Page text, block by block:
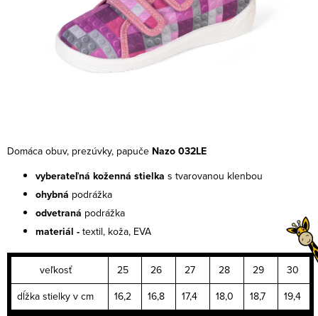
Domáca obuv, prezúvky, papuče Nazo 032LE
vyberateľná koženná stielka s tvarovanou klenbou
ohybná podrážka
odvetraná podrážka
materiál - textil, koža, EVA
veľkosť 25 26 27 28 29
30
dĺžka stielky v cm
16,2 16,8 17,4 18,0 18,7 19,4